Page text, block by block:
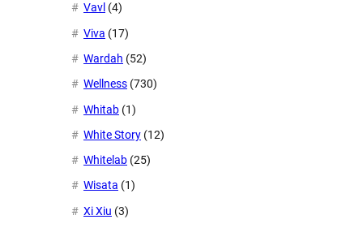
Vavl (4)
Viva (17)
Wardah (52)
Wellness (730)
Whitab (1)
White Story (12)
Whitelab (25)
Wisata (1)
Xi Xiu (3)